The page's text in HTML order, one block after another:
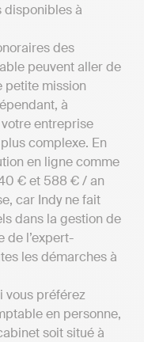
disponibles à
des
peuvent aller de
petite mission
à
entreprise
complexe. En
en ligne comme
€ et 588 € / an
car Indy ne fait
dans la gestion de
de l’expert-
les démarches à
vous préférez
en personne,
soit situé à